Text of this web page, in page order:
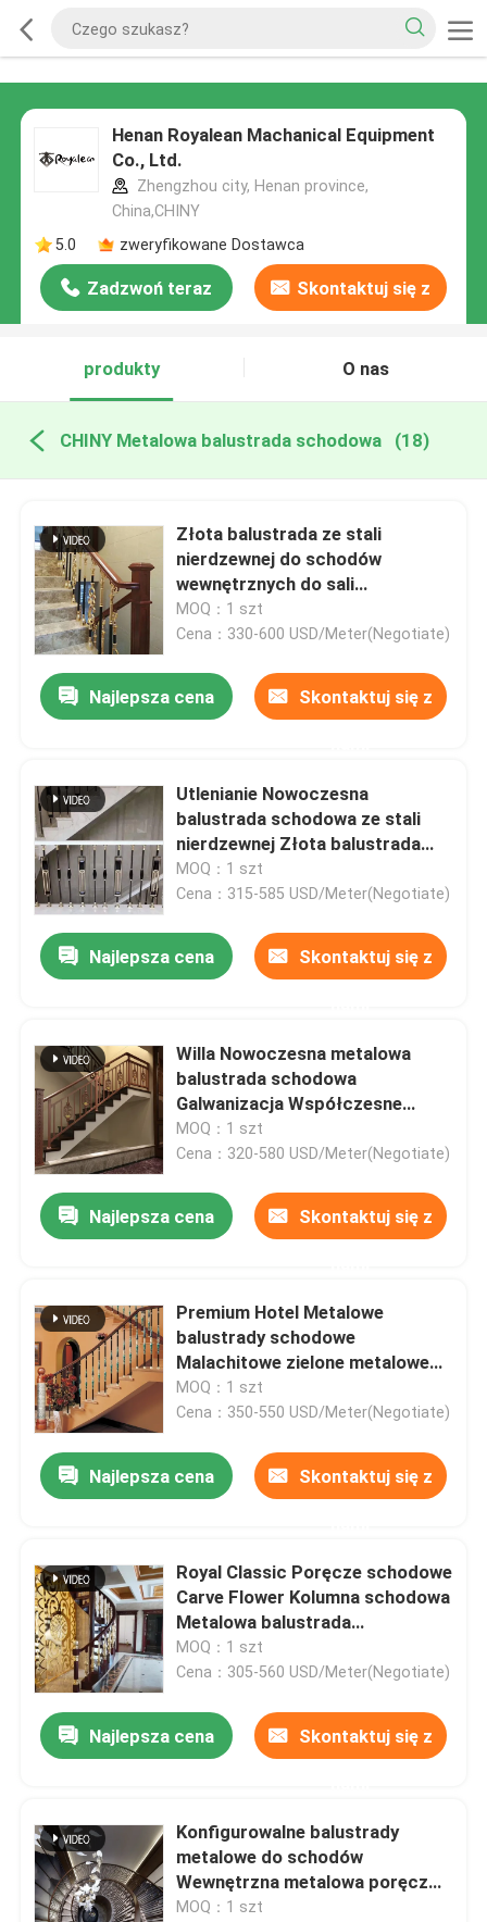
Henan Royalean Machanical Equipment
Co., Ltd.
Zhengzhou city, Henan province,
China,CHINY
5.0
zweryfikowane Dostawca
Zadzwoń teraz Skontaktuj się z
produkty
O nas
CHINY Metalowa balustrada schodowa (18)
Złota balustrada ze stali
nierdzewnej do schodów
wewnętrznych do sali
konferencyjnej
MOQ：1 szt
Cena：330-600 USD/Meter(Negotiate)
Najlepsza cena Skontaktuj się z
Utlenianie Nowoczesna
balustrada schodowa ze stali
nierdzewnej Złota balustrada
schodowa SS
MOQ：1 szt
Cena：315-585 USD/Meter(Negotiate)
Najlepsza cena Skontaktuj się z
Willa Nowoczesna metalowa
balustrada schodowa
Galwanizacja Współczesne
balustrady metalowe
MOQ：1 szt
Cena：320-580 USD/Meter(Negotiate)
Najlepsza cena Skontaktuj się z
Premium Hotel Metalowe
balustrady schodowe
Malachitowe zielone metalowe
balustrady do schodów
MOQ：1 szt
Cena：350-550 USD/Meter(Negotiate)
Najlepsza cena Skontaktuj się z
Royal Classic Poręcze schodowe
Carve Flower Kolumna schodowa
Metalowa balustrada
wewnętrzna
MOQ：1 szt
Cena：305-560 USD/Meter(Negotiate)
Najlepsza cena Skontaktuj się z
Konfigurowalne balustrady
metalowe do schodów
Wewnętrzna metalowa poręcz
schodów spiralnych
MOQ：1 szt